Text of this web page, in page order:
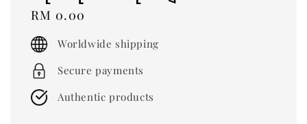
Regular
price
RM 0.00
Worldwide shipping
Secure payments
Authentic products